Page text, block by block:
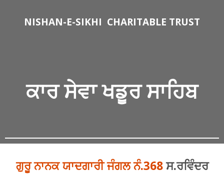
NISHAN-E-SIKHI CHARITABLE TRUST
ਕਾਰ ਸੇਵਾਖਡੂਰ ਸਾਹਿਬ
ਗੁਰੂ ਨਾਨਕ ਯਾਦਗਾਰੀ ਜੰਗਲ ਨੰ.368ਸ.ਰਵਿੰਦਰ